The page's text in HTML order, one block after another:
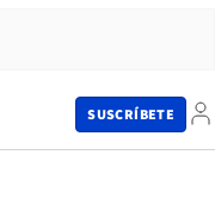
SUSCRÍBETE